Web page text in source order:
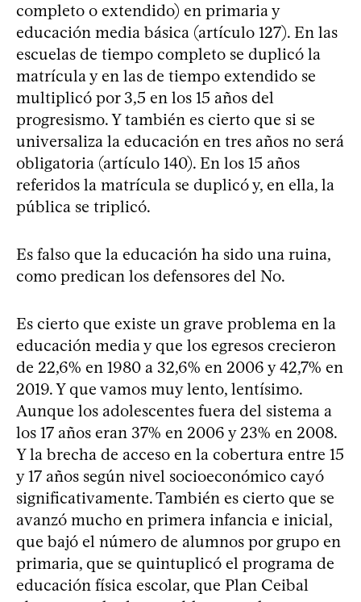
completo o extendido) en primaria y
educación media básica (artículo 127). En las
escuelas de tiempo completo se duplicó la
matrícula y en las de tiempo extendido se
multiplicó por 3,5 en los 15 años del
progresismo. Y también es cierto que si se
universaliza la educación en tres años no será
obligatoria (artículo 140). En los 15 años
referidos la matrícula se duplicó y, en ella, la
pública se triplicó.
Es falso que la educación ha sido una ruina,
como predican los defensores del No.
Es cierto que existe un grave problema en la
educación media y que los egresos crecieron
de 22,6% en 1980 a 32,6% en 2006 y 42,7% en
2019. Y que vamos muy lento, lentísimo.
Aunque los adolescentes fuera del sistema a
los 17 años eran 37% en 2006 y 23% en 2008.
Y la brecha de acceso en la cobertura entre 15
y 17 años según nivel socioeconómico cayó
significativamente. También es cierto que se
avanzó mucho en primera infancia e inicial,
que bajó el número de alumnos por grupo en
primaria, que se quintuplicó el programa de
educación física escolar, que Plan Ceibal